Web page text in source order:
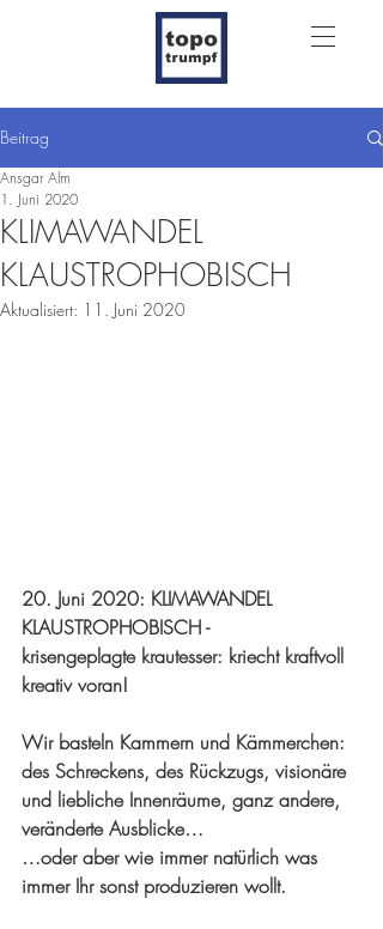
Beitrag
KLIMAWANDEL
KLAUSTROPHOBISCH
Ansgar Alm
1. Juni 2020
Aktualisiert: 11. Juni 2020
20. Juni 2020: KLIMAWANDEL
KLAUSTROPHOBISCH -
krisengeplagte krautesser: kriecht kraftvoll
kreativ voran!
Wir basteln Kammern und Kämmerchen:
des Schreckens, des Rückzugs, visionäre
und liebliche Innenräume, ganz andere,
veränderte Ausblicke…
…oder aber wie immer natürlich was
immer Ihr sonst produzieren wollt.